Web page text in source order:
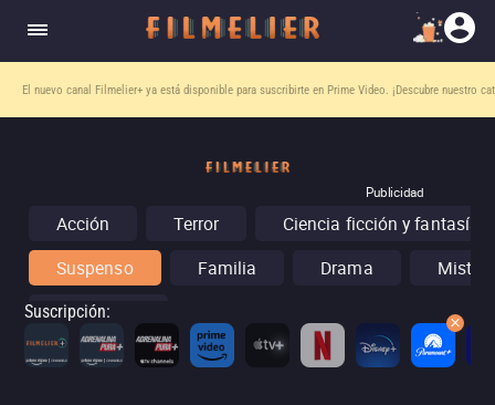
El nuevo canal Filmelier+ ya está disponible para suscribirte en Prime Video. ¡Descubre nuestro
Publicidad
Acción Terror
Ciencia ficción y fantasía
Suspenso
Familia Drama
Conciertos
Suscripción: